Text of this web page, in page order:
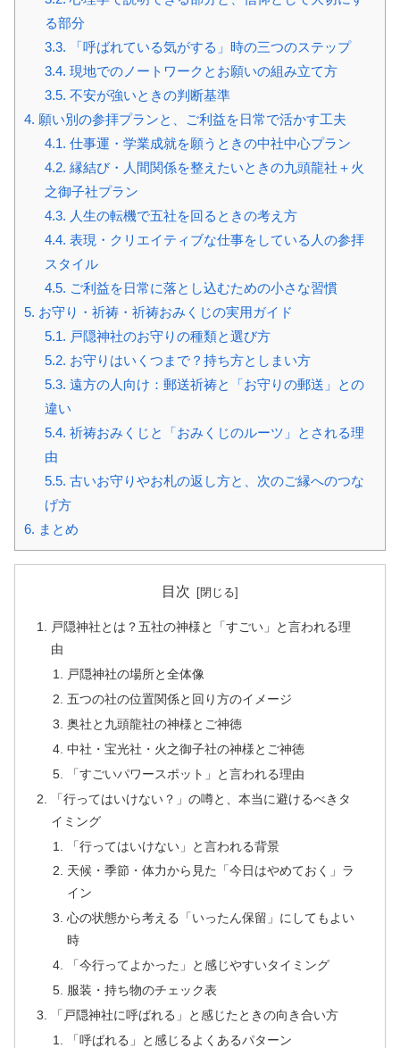
る部分
3.3. 「呼ばれている気がする」時の三つのステップ
3.4. 現地でのノートワークとお願いの組み立て方
3.5. 不安が強いときの判断基準
4. 願い別の参拝プランと、ご利益を日常で活かす工夫
4.1. 仕事運・学業成就を願うときの中社中心プラン
4.2. 縁結び・人間関係を整えたいときの九頭龍社＋火
之御子社プラン
4.3. 人生の転機で五社を回るときの考え方
4.4. 表現・クリエイティブな仕事をしている人の参拝
スタイル
4.5. ご利益を日常に落とし込むための小さな習慣
5. お守り・祈祷・祈祷おみくじの実用ガイド
5.1. 戸隠神社のお守りの種類と選び方
5.2. お守りはいくつまで？持ち方としまい方
5.3. 遠方の人向け：郵送祈祷と「お守りの郵送」との
違い
5.4. 祈祷おみくじと「おみくじのルーツ」とされる理
由
5.5. 古いお守りやお札の返し方と、次のご縁へのつな
げ方
6. まとめ
目次
戸隠神社とは？五社の神様と「すごい」と言われる理
由
戸隠神社の場所と全体像
五つの社の位置関係と回り方のイメージ
奥社と九頭龍社の神様とご神徳
中社・宝光社・火之御子社の神様とご神徳
「すごいパワースポット」と言われる理由
「行ってはいけない？」の噂と、本当に避けるべきタ
イミング
「行ってはいけない」と言われる背景
天候・季節・体力から見た「今日はやめておく」ラ
イン
心の状態から考える「いったん保留」にしてもよい
時
「今行ってよかった」と感じやすいタイミング
服装・持ち物のチェック表
「戸隠神社に呼ばれる」と感じたときの向き合い方
「呼ばれる」と感じるよくあるパターン